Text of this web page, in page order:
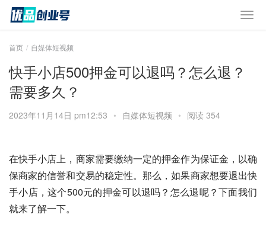
首页 自媒体短视频
快手小店500押金可以退吗？怎么退？
需要多久？
2023年11月14日 pm12:53 • 自媒体短视频 • 阅读 354
在快手小店上，商家需要缴纳一定的押金作为保证金，以确
保商家的信誉和交易的稳定性。那么，如果商家想要退出快
手小店，这个500元的押金可以退吗？怎么退呢？下面我们
就来了解一下。